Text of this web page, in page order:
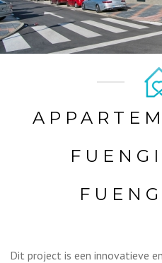
Dit project is een innovatieve